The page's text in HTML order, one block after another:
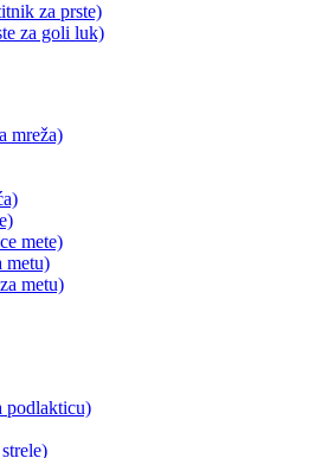
za prste)
za goli luk)
mreža)
mete)
metu)
metu)
podlakticu)